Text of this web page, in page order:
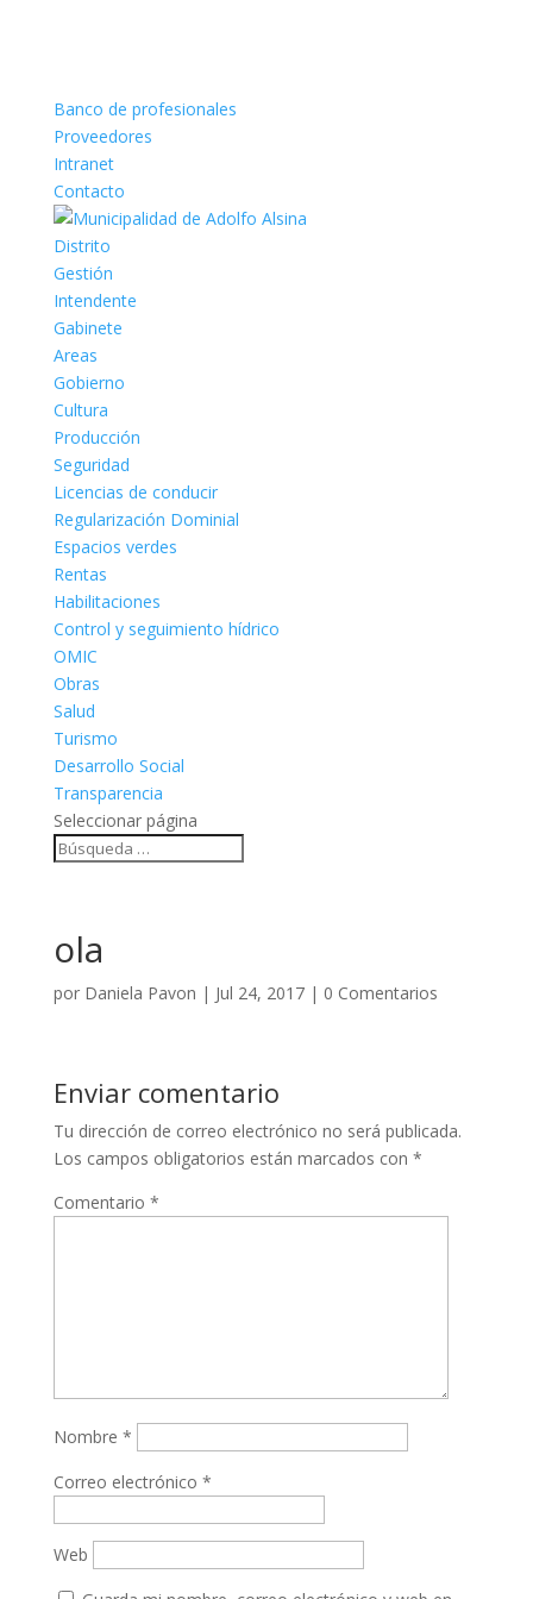
Banco de profesionales
Proveedores
Intranet
Contacto
Distrito
Gestión
Intendente
Gabinete
Areas
Gobierno
Cultura
Producción
Seguridad
Licencias de conducir
Regularización Dominial
Espacios verdes
Rentas
Habilitaciones
Control y seguimiento hídrico
OMIC
Obras
Salud
Turismo
Desarrollo Social
Transparencia
Seleccionar página
ola
por Daniela Pavon | Jul 24, 2017| 0 Comentarios
Enviar comentario
Tu dirección de correo electrónico no será publicada.
Los campos obligatorios están marcados con *
Comentario *
Nombre *
Correo electrónico *
Web